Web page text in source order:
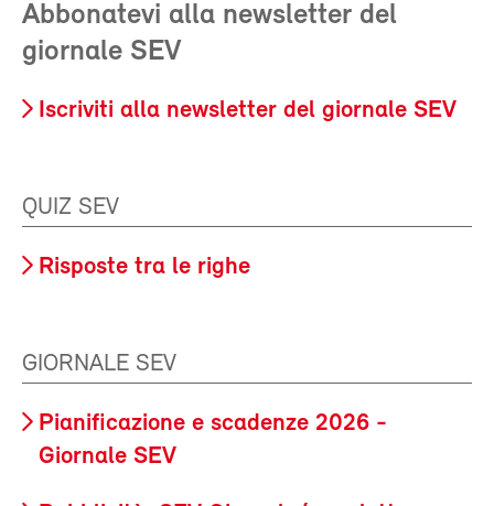
Abbonatevi alla newsletter del
giornale SEV
Iscriviti alla newsletter del giornale SEV
QUIZ SEV
Risposte tra le righe
GIORNALE SEV
Pianificazione e scadenze 2026 -
Giornale SEV